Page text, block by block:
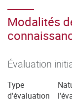
Modalités
Évaluation
Type
d'évaluation